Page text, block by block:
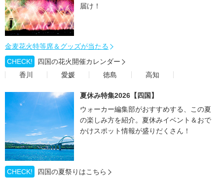
届け！
金麦花火特等席＆グッズが当たる
CHECK!
四国の花火開催カレンダー
香川
愛媛 徳島 高知
夏休み特集2026【四国】
ウォーカー編集部がおすすめする、この夏
の楽しみ方を紹介。夏休みイベント＆おで
かけスポット情報が盛りだくさん！
CHECK!
四国の夏祭りはこちら